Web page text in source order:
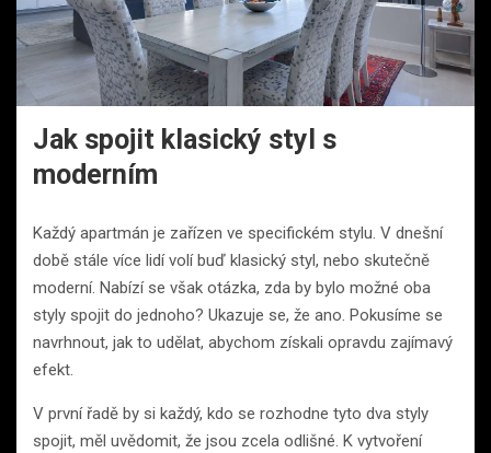
Jak spojit klasický styl s
moderním
Každý apartmán je zařízen ve specifickém stylu. V dnešní
době stále více lidí volí buď klasický styl, nebo skutečně
moderní. Nabízí se však otázka, zda by bylo možné oba
styly spojit do jednoho? Ukazuje se, že ano. Pokusíme se
navrhnout, jak to udělat, abychom získali opravdu zajímavý
efekt.
V první řadě by si každý, kdo se rozhodne tyto dva styly
spojit, měl uvědomit, že jsou zcela odlišné. K vytvoření